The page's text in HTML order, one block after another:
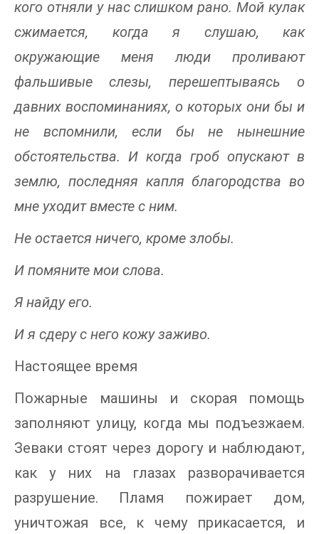
кого отняли у нас слишком рано. Мой кулак
сжимается, когда я слушаю, как
окружающие меня люди проливают
фальшивые слезы, перешептываясь о
давних воспоминаниях, о которых они бы и
не вспомнили, если бы не нынешние
обстоятельства. И когда гроб опускают в
землю, последняя капля благородства во
мне уходит вместе с ним.
Не остается ничего, кроме злобы.
И помяните мои слова.
Я найду его.
И я сдеру с него кожу заживо.
Настоящее время
Пожарные машины и скорая помощь
заполняют улицу, когда мы подъезжаем.
Зеваки стоят через дорогу и наблюдают,
как у них на глазах разворачивается
разрушение. Пламя пожирает дом,
уничтожая все, к чему прикасается, и